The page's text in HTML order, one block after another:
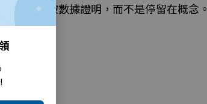
，都能被數據證明，而不是停留在概念。